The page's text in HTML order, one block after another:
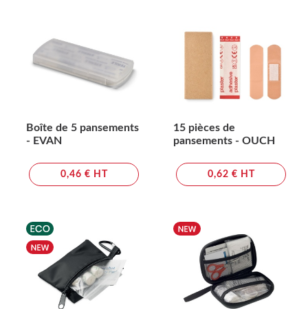
Boîte de 5 pansements
- EVAN
0,46 € HT
15 pièces de
pansements - OUCH
0,62 € HT